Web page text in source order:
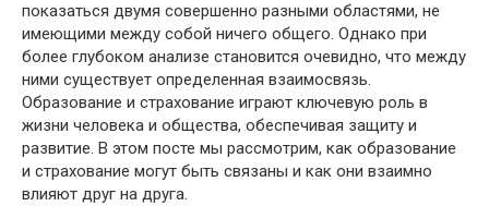
показаться двумя совершенно разными областями, не
имеющими между собой ничего общего. Однако при
более глубоком анализе становится очевидно, что между
ними существует определенная взаимосвязь.
Образование и страхование играют ключевую роль в
жизни человека и общества, обеспечивая защиту и
развитие. В этом посте мы рассмотрим, как образование
и страхование могут быть связаны и как они взаимно
влияют друг на друга.